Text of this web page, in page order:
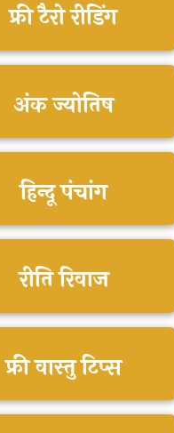
फ्री टैरो रीडिंग
अंक ज्योतिष
हिन्दू पंचांग
रीति रिवाज
फ्री वास्तु टिप्स